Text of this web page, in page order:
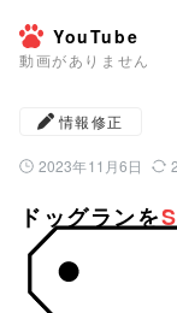
YouTube
動画がありません
情報修正
公開日：
2023年11月6日 最
ドッグランを